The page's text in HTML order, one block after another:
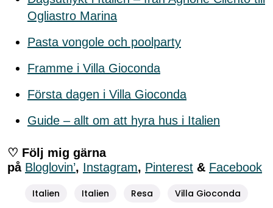
Ogliastro Marina
Pasta vongole och poolparty
Framme i Villa Gioconda
Första dagen i Villa Gioconda
Guide – allt om att hyra hus i Italien
♡ Följ mig gärna
på Bloglovin’, Instagram, Pinterest & Facebook
Italien Italien Resa Villa Gioconda